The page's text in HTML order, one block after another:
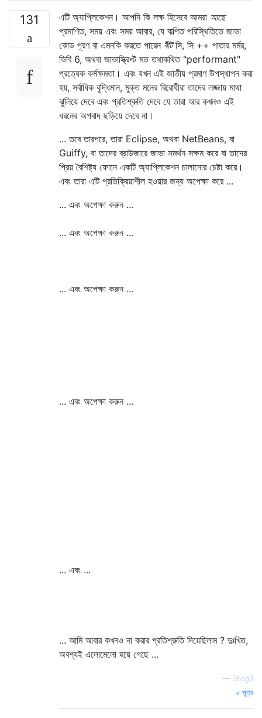
131 এটি অ্যাপ্লিকেশন। আপনি কি লক্ষ হিসেবে আমরা আছে
প্রমাণিত, সময় এবং সময় আবার, যে কল্পিত পরিস্থিতিতে জাভা
কোড পূরণ বা এমনকি করতে পারেন বীটসি, সি ++ পাতার মর্মর,
ভিবি 6, অথবা জাভাস্ক্রিপ্ট মত তথাকথিত "performant"
প্রত্যেক কর্মক্ষমতা। এবং যখন এই জাতীয় প্রমাণ উপস্থাপন করা
হয়, সর্বাধিক বুদ্ধিমান, মুক্ত মনের বিরোধীরা তাদের লজ্জায় মাথা
ঝুলিয়ে দেবে এবং প্রতিশ্রুতি দেবে যে তারা আর কখনও এই
ধরনের অপবাদ ছড়িয়ে দেবে না।
... তবে তারপরে, তারা Eclipse, অথবা NetBeans, বা
Guiffy, বা তাদের ব্রাউজারে জাভা সমর্থন সক্ষম করে বা তাদের
প্রিয় বৈশিষ্ট্য ফোনে একটি অ্যাপ্লিকেশন চালানোর চেষ্টা করে।
এবং তারা এটি প্রতিক্রিয়াশীল হওয়ার জন্য অপেক্ষা করে ...
... এবং অপেক্ষা করুন ...
... এবং অপেক্ষা করুন ...
... এবং অপেক্ষা করুন ...
... এবং অপেক্ষা করুন ...
... এবং ...
... আমি আবার কখনও না করার প্রতিশ্রুতি দিয়েছিলাম ? দুঃখিত,
অবশ্যই এলোমেলো হয়ে গেছে ...
— Shog9
সূত্র